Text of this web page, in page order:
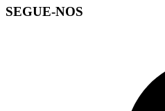
SEGUE-NOS